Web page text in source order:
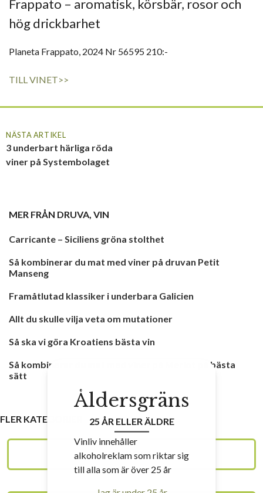
Frappato – aromatisk, körsbär, rosor och
hög drickbarhet
Planeta Frappato, 2024 Nr 56595 210:-
TILL VINET>>
NÄSTA ARTIKEL
3 underbart härliga röda
viner på Systembolaget
MER FRÅN DRUVA, VIN
Carricante – Siciliens gröna stolthet
Så kombinerar du mat med viner på druvan Petit
Manseng
Framåtlutad klassiker i underbara Galicien
Allt du skulle vilja veta om mutationer
Så ska vi göra Kroatiens bästa vin
Så kombinerar du mat med viner på Merlot på bästa
sätt
FLER KATEGORIER
VINSKOLAN
Åldersgräns
25 ÅR ELLER ÄLDRE
Vinliv innehåller
alkoholreklam som riktar sig
till alla som är över 25 år